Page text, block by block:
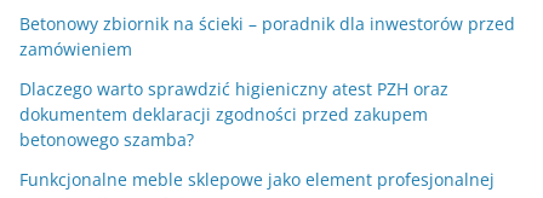
Betonowy zbiornik na ścieki – poradnik dla inwestorów przed
zamówieniem
Dlaczego warto sprawdzić higieniczny atest PZH oraz
dokumentem deklaracji zgodności przed zakupem
betonowego szamba?
Funkcjonalne meble sklepowe jako element profesjonalnej